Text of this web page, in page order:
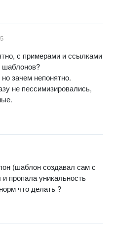
с примерами и ссылками
шаблонов?
зачем непонятно.
не пессимизировались,
(шаблон создавал сам с
пропала уникальность
что делать ?